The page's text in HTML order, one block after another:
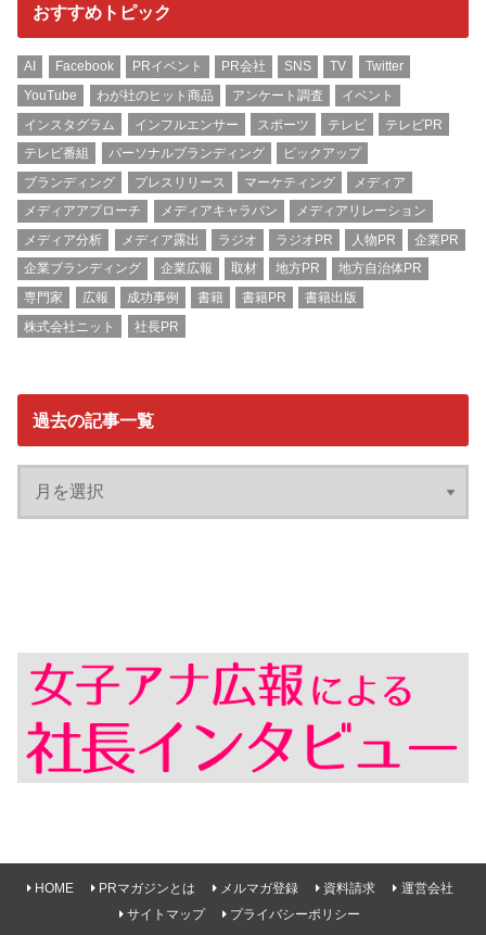
おすすめトピック
AI Facebook PRイベント PR会社 SNS TV
Twitter
YouTube
わが社のヒット商品 アンケート調査
イベント
インスタグラム
インフルエンサー スポーツ テレビ
テレビPR
テレビ番組
パーソナルブランディング
ピックアップ
ブランディング
プレスリリース マーケティング
メディア
メディアアプローチ
メディアキャラバン
メディアリレーション
メディア分析
メディア露出 ラジオ ラジオPR 人物PR
企業PR
企業ブランディング
企業広報 取材 地方PR
地方自治体PR
専門家
広報 成功事例 書籍 書籍PR
書籍出版
株式会社ニット
社長PR
過去の記事一覧
HOME PRマガジンとは メルマガ登録 資料請求
運営会社
サイトマップ
プライバシーポリシー